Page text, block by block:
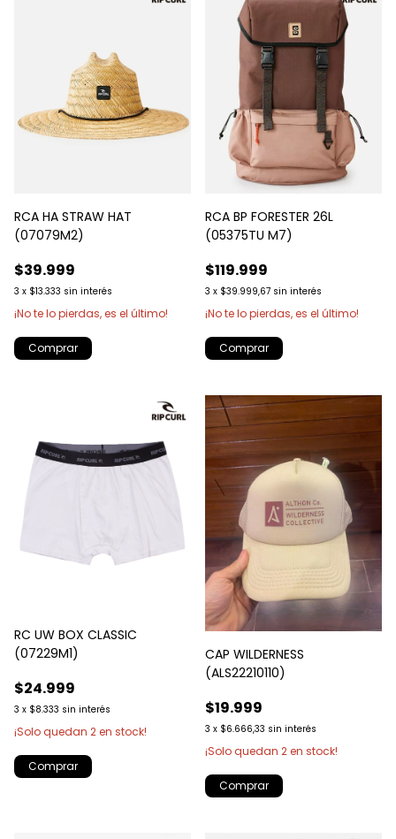
RCA HA STRAW HAT
(07079M2)
$39.999
3 x $13.333 sin interés
¡No te lo pierdas, es el último!
Comprar
RCA BP FORESTER 26L
(05375TU M7)
$119.999
3 x $39.999,67 sin interés
¡No te lo pierdas, es el último!
RC UW BOX CLASSIC
(07229M1)
$24.999
3 x $8.333 sin interés
¡Solo quedan 2en stock!
Comprar
CAP WILDERNESS
(ALS22210110)
$19.999
3 x $6.666,33 sin interés
¡Solo quedan 2en stock!